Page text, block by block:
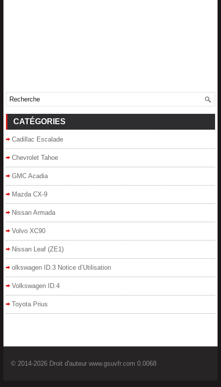
CATÉGORIES
Cadillac Escalade
Chevrolet Tahoe
GMC Acadia
Mazda CX-9
Nissan Armada
Volvo XC90
Nissan Leaf (ZE1)
olkswagen ID.3 Notice d’Utilisation
Volkswagen ID.4
Toyota Prius
© 2014-2026 Droit d'auteur www.gsuvfr.com 0.0068